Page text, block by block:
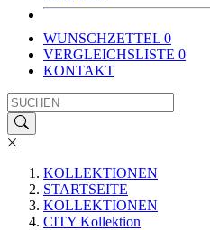
WUNSCHZETTEL 0
VERGLEICHSLISTE 0
KONTAKT
KOLLEKTIONEN
STARTSEITE
KOLLEKTIONEN
CITY Kollektion